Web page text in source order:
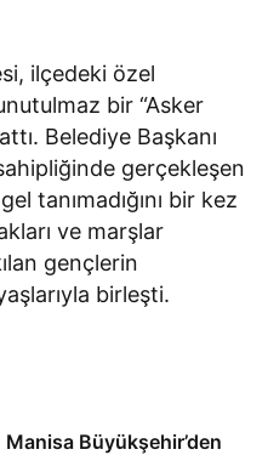
ilçedeki özel
bir “Asker
Belediye Başkanı
gerçekleşen
tanımadığını bir kez
ve marşlar
gençlerin
birleşti.
Manisa Büyükşehir’den